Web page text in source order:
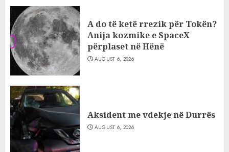
A do të ketë rrezik për Tokën?
Anija kozmike e SpaceX
përplaset në Hënë
AUGUST 6, 2026
Aksident me vdekje në Durrës
AUGUST 6, 2026